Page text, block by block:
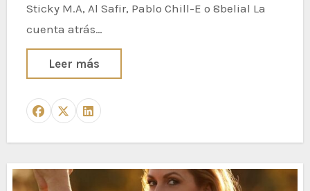
Sticky M.A, Al Safir, Pablo Chill-E o 8belial La
cuenta atrás…
Leer más